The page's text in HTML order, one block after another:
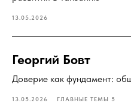
13.05.2026
Георгий Бовт
Доверие как фундамент:
13.05.2026 ГЛАВНЫЕ ТЕМЫ 5